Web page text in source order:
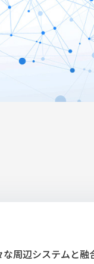
周辺システムと